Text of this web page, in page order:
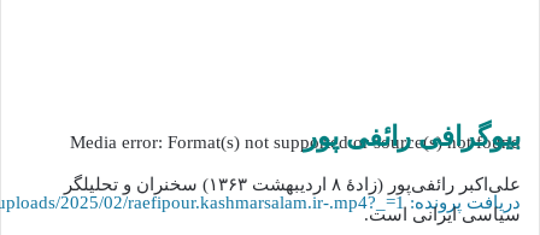
Media error: Format(s) not supported or source(s) not found
دریافت پرونده: https://kashmarsalam.ir/wp-content/uploads/2025/02/raefipour.kashmarsalam.ir-.mp4?_=1
بیوگرافی رائفی پور
علی‌اکبر رائفی‌پور (زادهٔ ۸ اردیبهشت ۱۳۶۳) سخنران و تحلیلگر
سیاسی ایرانی است.